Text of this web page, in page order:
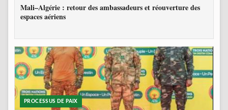
Mali–Algérie : retour des ambassadeurs et réouverture des
espaces aériens
PROCESSUS DE PAIX